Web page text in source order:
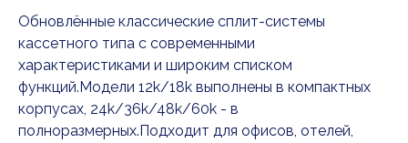
Обновлённые классические сплит-системы
кассетного типа с современными
характеристиками и широким списком
функций.Модели 12k/18k выполнены в компактных
корпусах, 24k/36k/48k/60k - в
полноразмерных.Подходит для офисов, отелей,